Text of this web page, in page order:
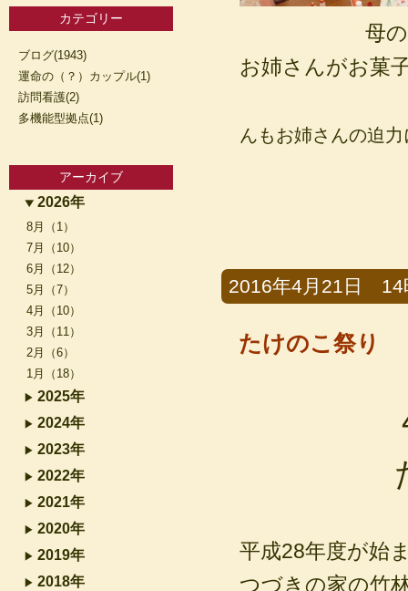
母の日
お姉さんがお菓
んもお姉さんの迫
2016年4月21日 14
たけのこ祭り
平成28年度が始
つづきの家の竹
カテゴリー
ブログ(1943)
運命の（？）カップル(1)
訪問看護(2)
多機能型拠点(1)
アーカイブ
2026年
8月（1）
7月（10）
6月（12）
5月（7）
4月（10）
3月（11）
2月（6）
1月（18）
2025年
2024年
2023年
2022年
2021年
2020年
2019年
2018年